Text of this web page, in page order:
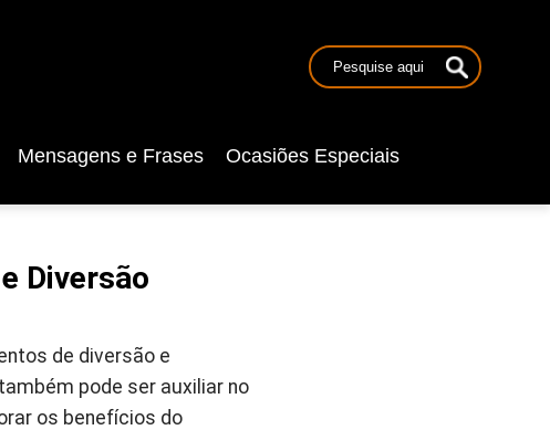
Mensagens e Frases Ocasiões Especiais
Diversão
de diversão e
pode ser auxiliar no
os benefícios do